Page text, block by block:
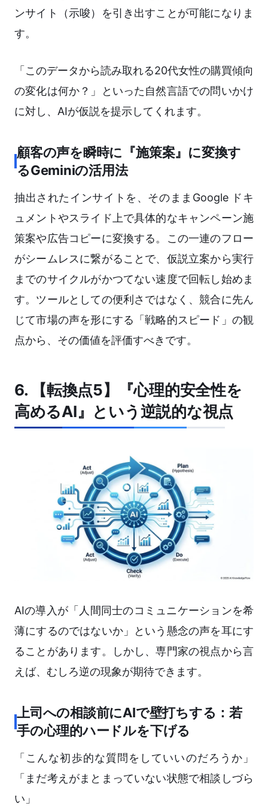
ンサイト（示唆）を引き出すことが可能になりま
す。
「このデータから読み取れる20代女性の購買傾向
の変化は何か？」といった自然言語での問いかけ
に対し、AIが仮説を提示してくれます。
顧客の声を瞬時に『施策案』に変換す
るGeminiの活用法
抽出されたインサイトを、そのままGoogle ドキ
ュメントやスライド上で具体的なキャンペーン施
策案や広告コピーに変換する。この一連のフロー
がシームレスに繋がることで、仮説立案から実行
までのサイクルがかつてない速度で回転し始めま
す。ツールとしての便利さではなく、競合に先ん
じて市場の声を形にする「戦略的スピード」の観
点から、その価値を評価すべきです。
6. 【転換点5】『心理的安全性を
高めるAI』という逆説的な視点
AIの導入が「人間同士のコミュニケーションを希
薄にするのではないか」という懸念の声を耳にす
ることがあります。しかし、専門家の視点から言
えば、むしろ逆の現象が期待できます。
上司への相談前にAIで壁打ちする：若
手の心理的ハードルを下げる
「こんな初歩的な質問をしていいのだろうか」
「まだ考えがまとまっていない状態で相談しづら
い」